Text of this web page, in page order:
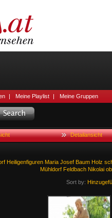
| Meine Playlist | Meine Gruppen
Detailansicht
Heiligenfiguren Maria Josef Baum Holz
Mühldorf Feldbach Nikolai ob
Sort by: